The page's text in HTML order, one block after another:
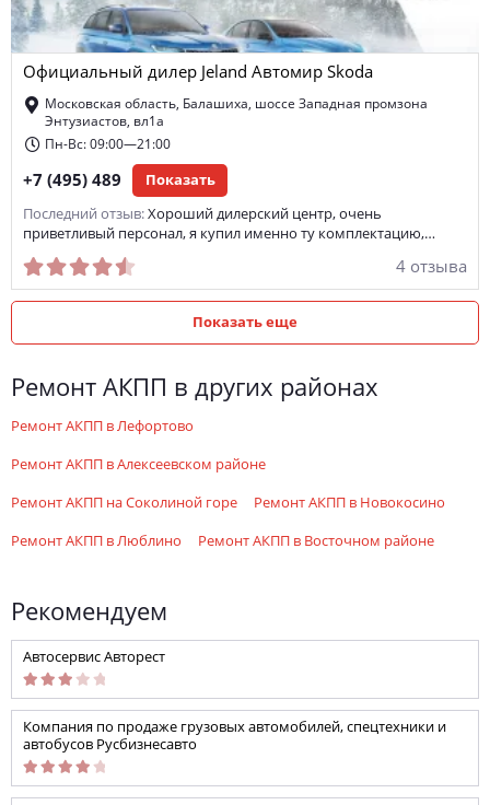
Официальный дилер Jeland Автомир Skoda
Московская область, Балашиха, шоссе Западная промзона
Энтузиастов, вл1а
Пн-Вс: 09:00—21:00
+7 (495) 489 Показать
Последний отзыв: Хороший дилерский центр, очень
приветливый персонал, я купил именно ту комплектацию,…
4 отзыва
Показать еще
ремонт АКПП в других районах
ремонт АКПП в Лефортово
ремонт АКПП в Алексеевском районе
ремонт АКПП на Соколиной горе ремонт АКПП в Новокосино
ремонт АКПП в Люблино ремонт АКПП в Восточном районе
Рекомендуем
Автосервис Авторест
Компания по продаже грузовых автомобилей, спецтехники и
автобусов Русбизнесавто